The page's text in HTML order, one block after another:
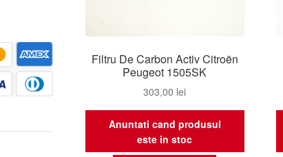
Filtru De Carbon Activ Citroën
Peugeot 1505SK
303,00 lei
Anuntati cand produsul
este in stoc